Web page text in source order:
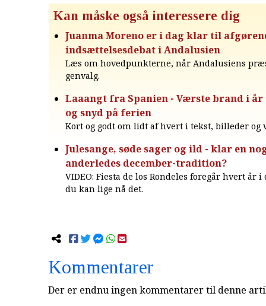
Kan måske også interessere dig
Juanma Moreno er i dag klar til
indsættelsesdebat i Andalusien
Læs om hovedpunkterne, når Andalusiens
genvalg.
Laaangt fra Spanien - Værste brand i år
og snyd på ferien
Kort og godt om lidt af hvert i tekst, billeder og
Julesange, søde sager og ild - klar en
anderledes december-tradition?
VIDEO: Fiesta de los Rondeles foregår hvert år i
du kan lige nå det.
Kommentarer
Der er endnu ingen kommentarer til denne